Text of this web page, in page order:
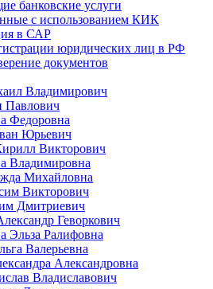
банковские услуги
с использованием КИК
в САР
юридических лиц в РФ
документов
Владимирович
Павлович
Федоровна
Юрьевич
Викторович
Владимировна
Михайловна
Викторович
Дмитриевич
Геворкович
Эльза Ралифовна
Валерьевна
Александровна
Владиславович